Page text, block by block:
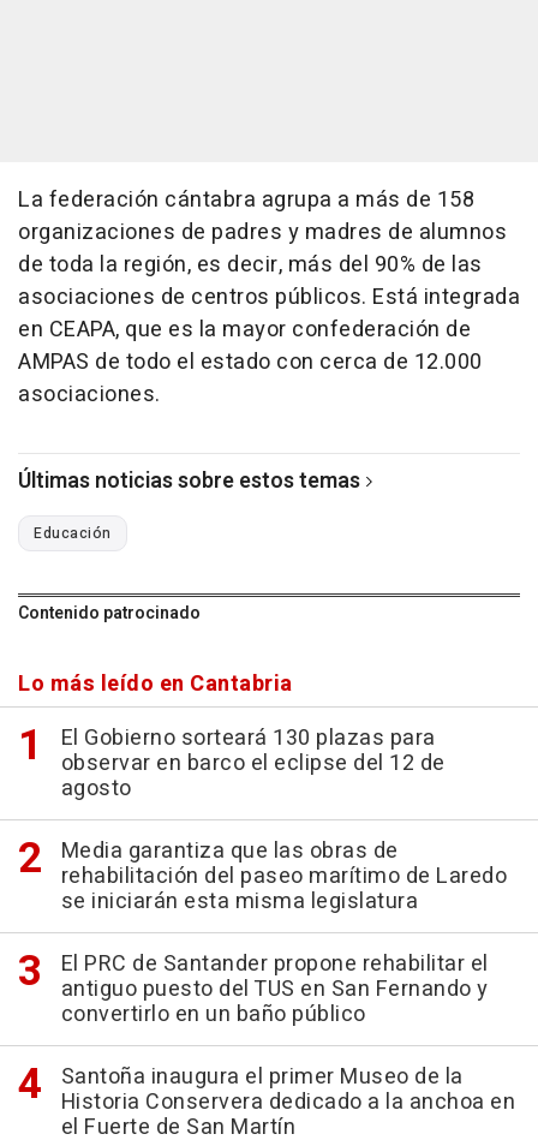
La federación cántabra agrupa a más de 158
organizaciones de padres y madres de alumnos
de toda la región, es decir, más del 90% de las
asociaciones de centros públicos. Está integrada
en CEAPA, que es la mayor confederación de
AMPAS de todo el estado con cerca de 12.000
asociaciones.
Últimas noticias sobre estos temas
Educación
Contenido patrocinado
Lo más leído en Cantabria
El Gobierno sorteará 130 plazas para
observar en barco el eclipse del 12 de
agosto
Media garantiza que las obras de
rehabilitación del paseo marítimo de Laredo
se iniciarán esta misma legislatura
El PRC de Santander propone rehabilitar el
antiguo puesto del TUS en San Fernando y
convertirlo en un baño público
Santoña inaugura el primer Museo de la
Historia Conservera dedicado a la anchoa en
el Fuerte de San Martín